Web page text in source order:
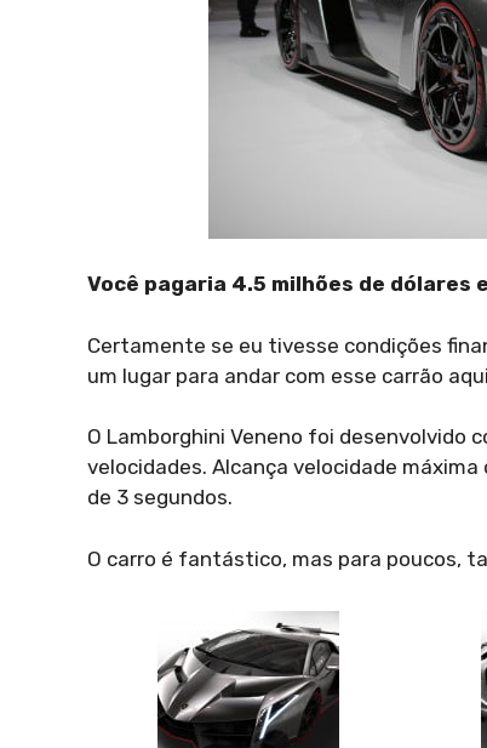
Você pagaria 4.5 milhões de dólares
Certamente se eu tivesse condições
um lugar para andar com esse carrão
O Lamborghini Veneno foi desenvolvido
velocidades. Alcança velocidade
de 3 segundos.
O carro é fantástico, mas para poucos,